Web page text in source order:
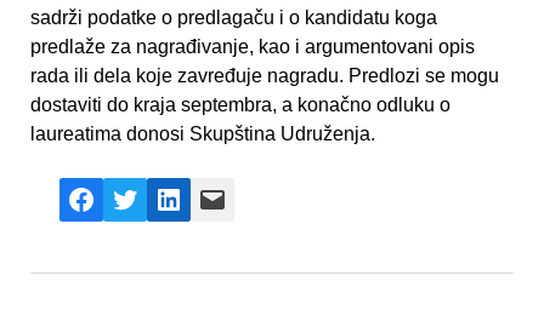
sadrži podatke o predlagaču i o kandidatu koga
predlaže za nagrađivanje, kao i argumentovani opis
rada ili dela koje zavređuje nagradu. Predlozi se mogu
dostaviti do kraja septembra, a konačno odluku o
laureatima donosi Skupština Udruženja.
Facebook
X LinkedIn
Mail